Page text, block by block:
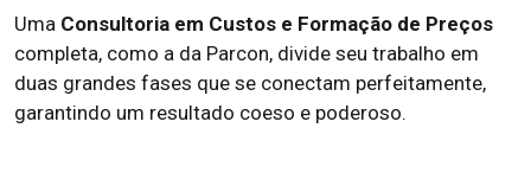
Uma Consultoria em Custos e Formação de Preços
completa, como a da Parcon, divide seu trabalho em
duas grandes fases que se conectam perfeitamente,
garantindo um resultado coeso e poderoso.